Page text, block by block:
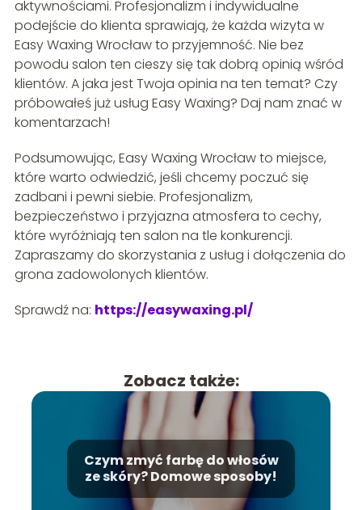
aktywnościami. Profesjonalizm i indywidualne
podejście do klienta sprawiają, że każda wizyta w
Easy Waxing Wrocław to przyjemność. Nie bez
powodu salon ten cieszy się tak dobrą opinią wśród
klientów. A jaka jest Twoja opinia na ten temat? Czy
próbowałeś już usług Easy Waxing? Daj nam znać w
komentarzach!
Podsumowując, Easy Waxing Wrocław to miejsce,
które warto odwiedzić, jeśli chcemy poczuć się
zadbani i pewni siebie. Profesjonalizm,
bezpieczeństwo i przyjazna atmosfera to cechy,
które wyróżniają ten salon na tle konkurencji.
Zapraszamy do skorzystania z usług i dołączenia do
grona zadowolonych klientów.
Sprawdź na: https://easywaxing.pl/
Zobacz także:
Czym zmyć farbę do włosów
ze skóry? Domowe sposoby!